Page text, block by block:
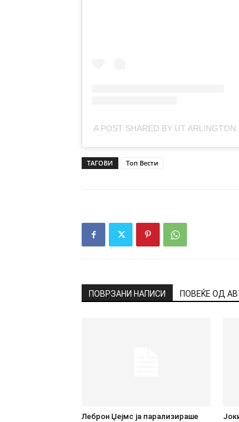
A POST SHARED BY UT
ТАГОВИ Топ Вести
ПОВРЗАНИ НАПИСИ ПОВЕЌЕ ОД
Леброн Џејмс ја парализираше